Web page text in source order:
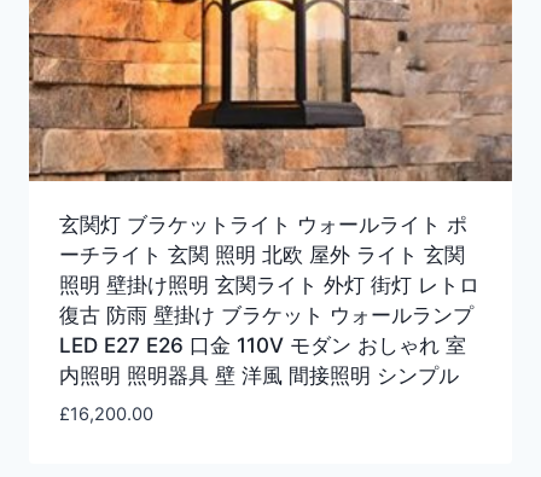
玄関灯 ブラケットライト ウォールライト ポ
ーチライト 玄関 照明 北欧 屋外 ライト 玄関
照明 壁掛け照明 玄関ライト 外灯 街灯 レトロ
復古 防雨 壁掛け ブラケット ウォールランプ
LED E27 E26 口金 110V モダン おしゃれ 室
内照明 照明器具 壁 洋風 間接照明 シンプル
£16,200.00